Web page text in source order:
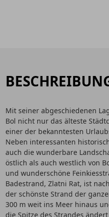
Mit seiner abgeschiedenen
Bol nicht nur das älteste
einer der bekanntesten
Neben interessanten
auch die wunderbare
östlich als auch westlich von
und wunderschöne
Badestrand, Zlatni Rat, ist
der schönste Strand der
300 m weit ins Meer hinaus
die Spitze des Strandes